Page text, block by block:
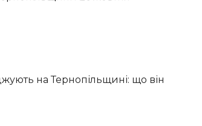
на Тернопільщині: що він